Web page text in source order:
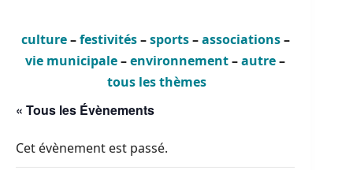
culture–festivités–sports–associations–
vie municipale–environnement–autre–
tous les thèmes
« Tous les Évènements
Cet évènement est passé.